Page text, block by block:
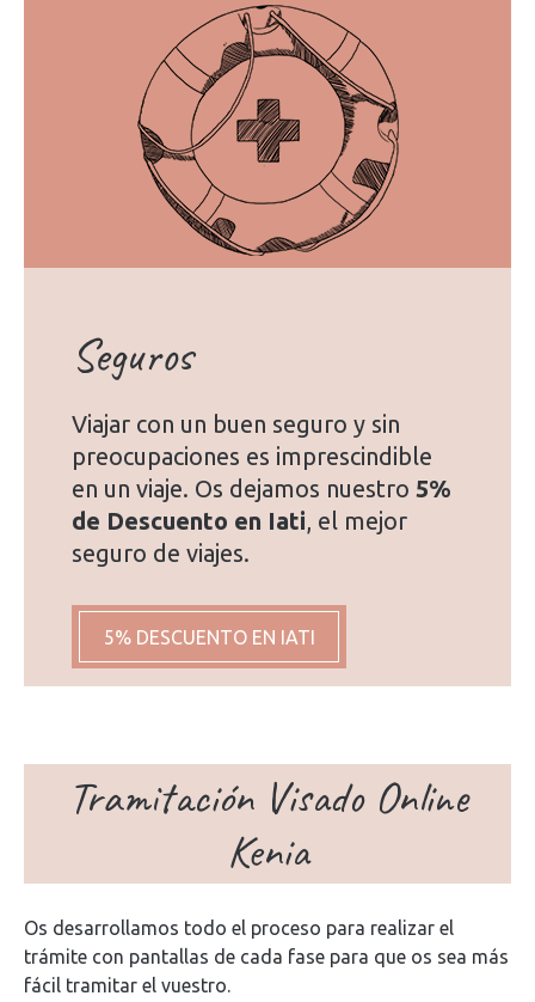
Seguros
Viajar con un buen seguro y sin
preocupaciones es imprescindible
en un viaje. Os dejamos nuestro 5%
de Descuento en Iati, el mejor
seguro de viajes.
5% DESCUENTO EN IATI
Tramitación Visado Online
Kenia
Os desarrollamos todo el proceso para realizar el
trámite con pantallas de cada fase para que os sea más
fácil tramitar el vuestro.